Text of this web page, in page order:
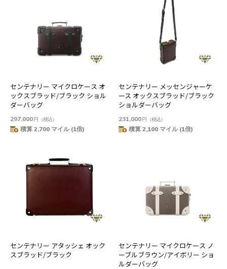
センテナリー マイクロケース オ
ックスブラッド/ブラック ショル
ダーバッグ
297,000円 （税込）
積算 2,700 マイル (1倍)
センテナリー メッセンジャーケ
ース オックスブラッド/ブラック
ショルダーバッグ
231,000円 （税込）
積算 2,100 マイル (1倍)
センテナリー アタッシェ オック
スブラッド/ブラック
センテナリー マイクロケース ノ
ーブルブラウン/アイボリー ショ
ルダーバッグ